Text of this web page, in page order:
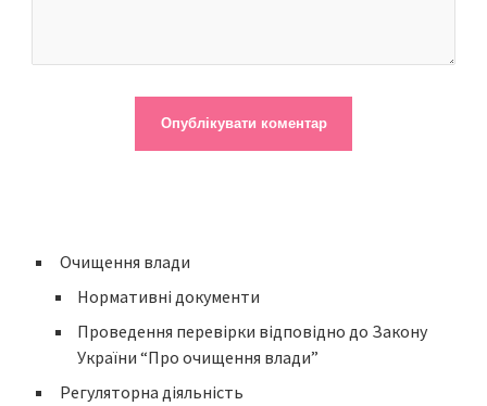
Очищення влади
Нормативні документи
Проведення перевірки відповідно до Закону
України “Про очищення влади”
Регуляторна діяльність